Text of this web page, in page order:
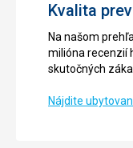
Kvalita
Na našom
milióna recenzií
skutočných
Nájdite